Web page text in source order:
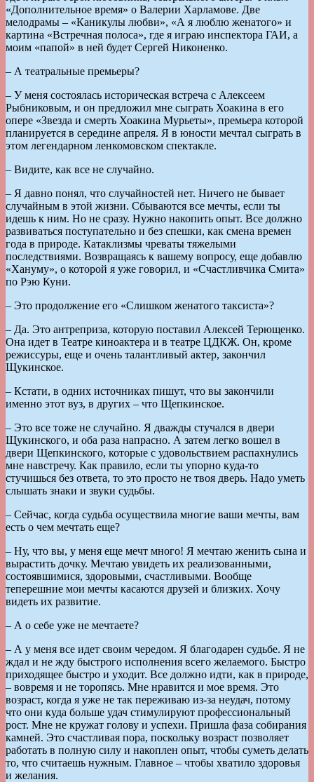
«Дополнительное время» о Валерии Харламове. Две
мелодрамы – «Каникулы любви», «А я люблю женатого» и
картина «Встречная полоса», где я играю инспектора ГАИ, а
моим «папой» в ней будет Сергей Никоненко.
– А театральные премьеры?
– У меня состоялась историческая встреча с Алексеем
Рыбниковым, и он предложил мне сыграть Хоакина в его
опере «Звезда и смерть Хоакина Мурьеты», премьера которой
планируется в середине апреля. Я в юности мечтал сыграть в
этом легендарном ленкомовском спектакле.
– Видите, как все не случайно.
– Я давно понял, что случайностей нет. Ничего не бывает
случайным в этой жизни. Сбываются все мечты, если ты
идешь к ним. Но не сразу. Нужно накопить опыт. Все должно
развиваться поступательно и без спешки, как смена времен
года в природе. Катаклизмы чреваты тяжелыми
последствиями. Возвращаясь к вашему вопросу, еще добавлю
«Хануму», о которой я уже говорил, и «Счастливчика Смита»
по Рэю Куни.
– Это продолжение его «Слишком женатого таксиста»?
– Да. Это антреприза, которую поставил Алексей Терющенко.
Она идет в Театре киноактера и в театре ЦДКЖ. Он, кроме
режиссуры, еще и очень талантливый актер, закончил
Щукинское.
– Кстати, в одних источниках пишут, что вы закончили
именно этот вуз, в других – что Щепкинское.
– Это все тоже не случайно. Я дважды стучался в двери
Щукинского, и оба раза напрасно. А затем легко вошел в
двери Щепкинского, которые с удовольствием распахнулись
мне навстречу. Как правило, если ты упорно куда-то
стучишься без ответа, то это просто не твоя дверь. Надо уметь
слышать знаки и звуки судьбы.
– Сейчас, когда судьба осуществила многие ваши мечты, вам
есть о чем мечтать еще?
– Ну, что вы, у меня еще мечт много! Я мечтаю женить сына и
вырастить дочку. Мечтаю увидеть их реализованными,
состоявшимися, здоровыми, счастливыми. Вообще
теперешние мои мечты касаются друзей и близких. Хочу
видеть их развитие.
– А о себе уже не мечтаете?
– А у меня все идет своим чередом. Я благодарен судьбе. Я не
ждал и не жду быстрого исполнения всего желаемого. Быстро
приходящее быстро и уходит. Все должно идти, как в природе,
– вовремя и не торопясь. Мне нравится и мое время. Это
возраст, когда я уже не так переживаю из-за неудач, потому
что они куда больше удач стимулируют профессиональный
рост. Мне не кружат голову и успехи. Пришла фаза собирания
камней. Это счастливая пора, поскольку возраст позволяет
работать в полную силу и накоплен опыт, чтобы суметь делать
то, что считаешь нужным. Главное – чтобы хватило здоровья
и желания.